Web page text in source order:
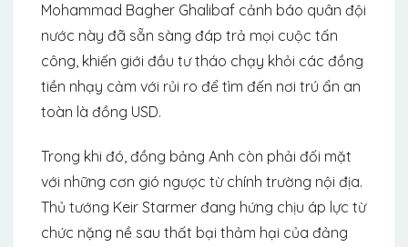
Mohammad Bagher Ghalibaf cảnh báo quân đội
nước này đã sẵn sàng đáp trả mọi cuộc tấn
công, khiến giới đầu tư tháo chạy khỏi các đồng
tiền nhạy cảm với rủi ro để tìm đến nơi trú ẩn an
toàn là đồng USD.
Trong khi đó, đồng bảng Anh còn phải đối mặt
với những cơn gió ngược từ chính trường nội địa.
Thủ tướng Keir Starmer đang hứng chịu áp lực từ
chức nặng nề sau thất bại thảm hại của đảng